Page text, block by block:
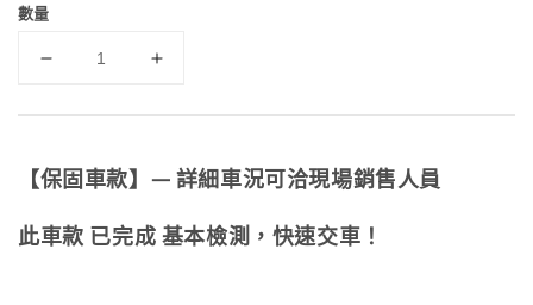
數量
【保固車款】— 詳細車況可洽現場銷售人員
此車款 已完成 基本檢測，快速交車！